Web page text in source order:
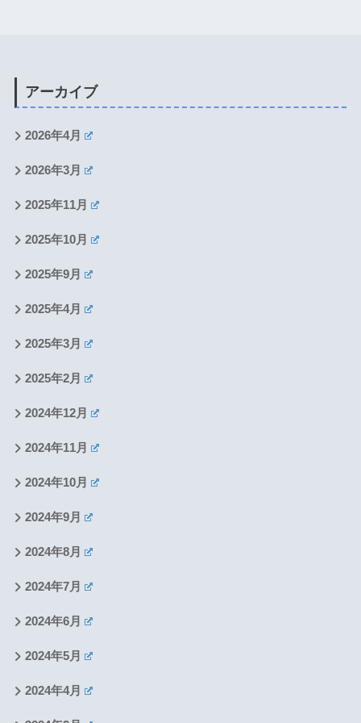
アーカイブ
2026年4月
2026年3月
2025年11月
2025年10月
2025年9月
2025年4月
2025年3月
2025年2月
2024年12月
2024年11月
2024年10月
2024年9月
2024年8月
2024年7月
2024年6月
2024年5月
2024年4月